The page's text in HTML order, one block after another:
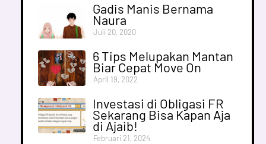
Gadis Manis Bernama
Naura
Juli 20, 2020
6 Tips Melupakan Mantan
Biar Cepat Move On
April 19, 2022
Investasi di Obligasi FR
Sekarang Bisa Kapan Aja
di Ajaib!
Februari 21, 2024